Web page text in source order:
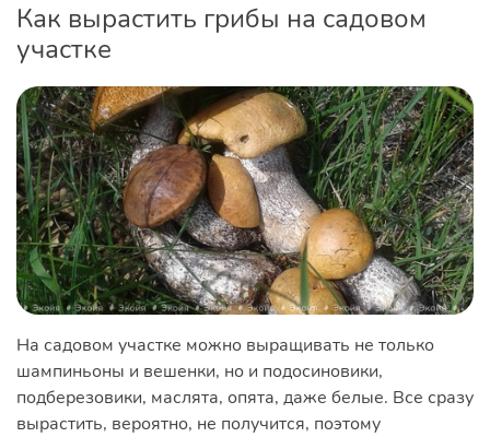
Как вырастить грибы на садовом
участке
На садовом участке можно выращивать не только
шампиньоны и вешенки, но и подосиновики,
подберезовики, маслята, опята, даже белые. Все сразу
вырастить, вероятно, не получится, поэтому